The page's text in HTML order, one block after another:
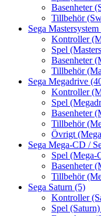
Basenheter
Tillbehör
Sega Mastersystem
Kontroller
Spel
Basenheter
Tillbehör
Sega Megadrive
Kontroller
Spel
Basenheter
Tillbehör
Övrigt
Sega Mega-CD /
Spel
Basenheter
Tillbehör
Sega Saturn (5)
Kontroller
Spel (Saturn)